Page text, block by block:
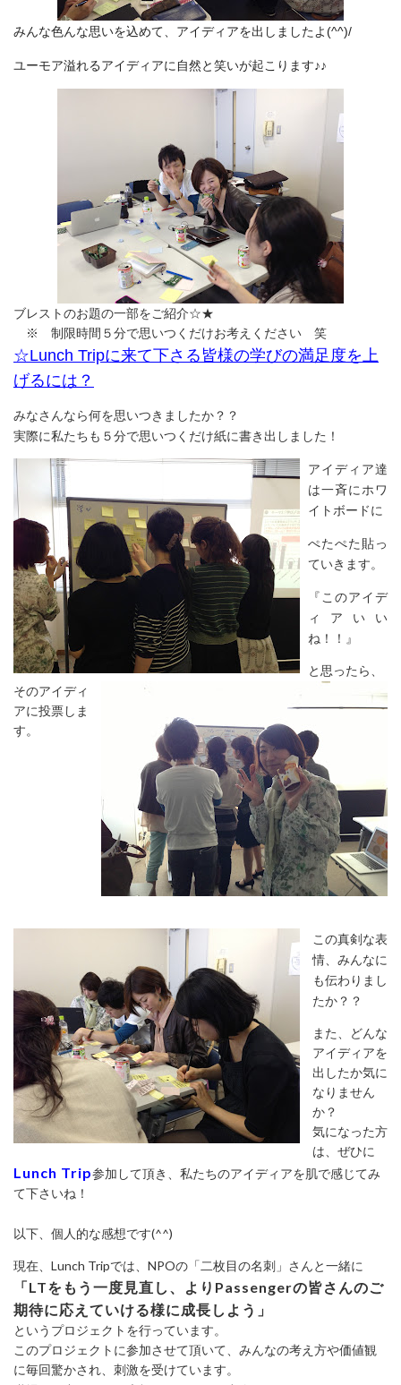
みんな色んな思いを込めて、アイディアを出しましたよ(^^)/
ユーモア溢れるアイディアに自然と笑いが起こります♪♪
ブレストのお題の一部をご紹介☆★
※ 制限時間５分で思いつくだけお考えください 笑
☆Lunch Tripに来て下さる皆様の学びの満足度を上
げるには？
みなさんなら何を思いつきましたか？？
実際に私たちも５分で思いつくだけ紙に書き出しました！
アイディア達
は一斉にホワ
イトボードに
ぺたぺた貼っ
ていきます。
『このアイデ
ィアいい
ね！！』
と思ったら、
そのアイディ
アに投票しま
す。
この真剣な表
情、みんなに
も伝わりまし
たか？？
また、どんな
アイディアを
出したか気に
なりません
か？
気になった方
は、ぜひに
Lunch Trip参加して頂き、私たちのアイディアを肌で感じてみ
て下さいね！
以下、個人的な感想です(^^)
現在、Lunch Tripでは、NPOの「二枚目の名刺」さんと一緒に
「LTをもう一度見直し、よりPassengerの皆さんのご
期待に応えていける様に成長しよう」
というプロジェクトを行っています。
このプロジェクトに参加させて頂いて、みんなの考え方や価値観
に毎回驚かされ、刺激を受けています。